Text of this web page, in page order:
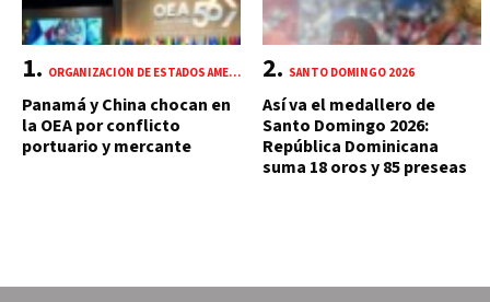
ORGANIZACIÓN DE ESTADOS AMERICANOS (OEA)
Panamá y China chocan en
la OEA por conflicto
portuario y mercante
SANTO DOMINGO 2026
Así va el medallero de
Santo Domingo 2026:
República Dominicana
suma 18 oros y 85 preseas